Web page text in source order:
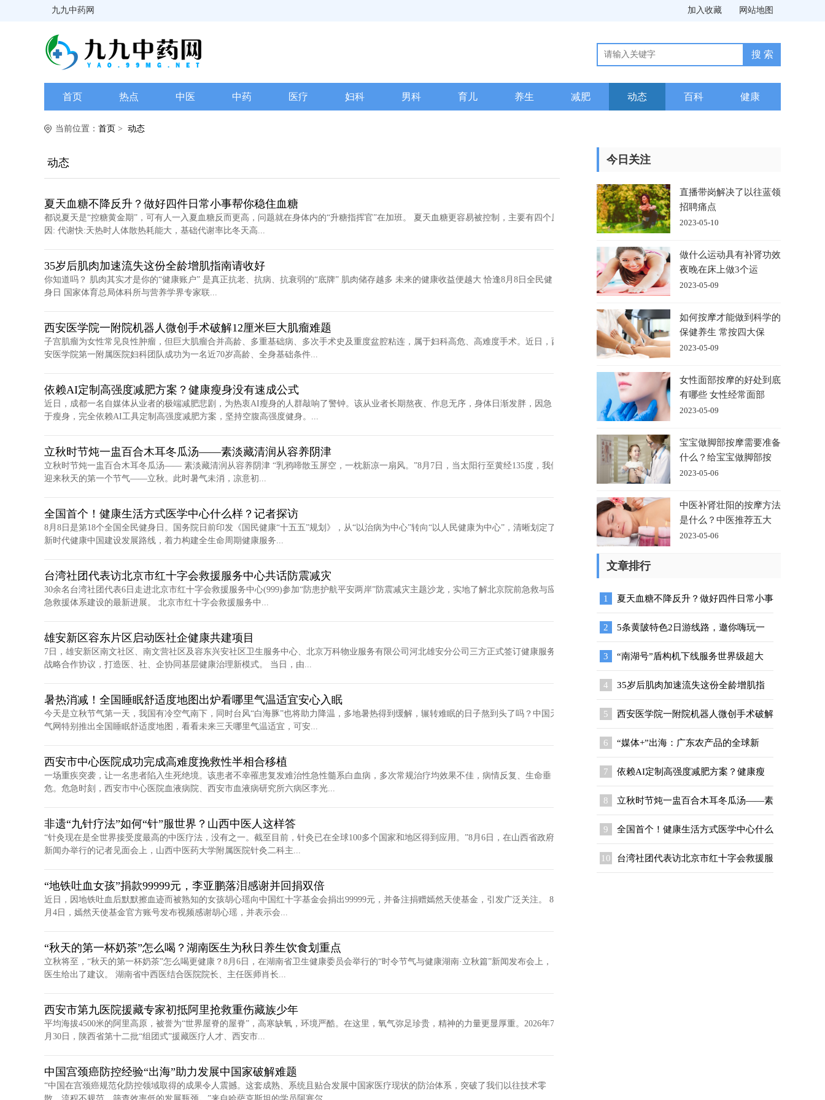
九九中药网 加入收藏 网站地图
首页 热点 中医 中药 医疗 妇科 男科 育儿 养生 减肥 动态 百科 健康
当前位置： 首页 > 动态
动态
夏天血糖不降反升？做好四件日常小事帮你稳住血糖
都说夏天是“控糖黄金期”，可有人一入夏血糖反而更高，问题就在身体内的“升糖指挥官”在加班。 夏天血糖更容易被控制，主要有四个原
因: 代谢快:天热时人体散热耗能大，基础代谢率比冬天高...
35岁后肌肉加速流失这份全龄增肌指南请收好
你知道吗？ 肌肉其实才是你的“健康账户” 是真正抗老、抗病、抗衰弱的“底牌” 肌肉储存越多 未来的健康收益便越大 恰逢8月8日全民健
身日 国家体育总局体科所与营养学界专家联...
西安医学院一附院机器人微创手术破解12厘米巨大肌瘤难题
子宫肌瘤为女性常见良性肿瘤，但巨大肌瘤合并高龄、多重基础病、多次手术史及重度盆腔粘连，属于妇科高危、高难度手术。近日，西
安医学院第一附属医院妇科团队成功为一名近70岁高龄、全身基础条件...
依赖AI定制高强度减肥方案？健康瘦身没有速成公式
近日，成都一名自媒体从业者的极端减肥悲剧，为热衷AI瘦身的人群敲响了警钟。该从业者长期熬夜、作息无序，身体日渐发胖，因急
于瘦身，完全依赖AI工具定制高强度减肥方案，坚持空腹高强度健身。...
立秋时节炖一盅百合木耳冬瓜汤——素淡藏清润从容养阴津
立秋时节炖一盅百合木耳冬瓜汤—— 素淡藏清润从容养阴津 “乳鸦啼散玉屏空，一枕新凉一扇风。”8月7日，当太阳行至黄经135度，我们
迎来秋天的第一个节气——立秋。此时暑气未消，凉意初...
全国首个！健康生活方式医学中心什么样？记者探访
8月8日是第18个全国全民健身日。国务院日前印发《国民健康“十五五”规划》，从“以治病为中心”转向“以人民健康为中心”，清晰划定了
新时代健康中国建设发展路线，着力构建全生命周期健康服务...
台湾社团代表访北京市红十字会救援服务中心共话防震减灾
30余名台湾社团代表6日走进北京市红十字会救援服务中心(999)参加“防患护航平安两岸”防震减灾主题沙龙，实地了解北京院前急救与应
急救援体系建设的最新进展。 北京市红十字会救援服务中...
雄安新区容东片区启动医社企健康共建项目
7日，雄安新区南文社区、南文营社区及容东兴安社区卫生服务中心、北京万科物业服务有限公司河北雄安分公司三方正式签订健康服务
战略合作协议，打造医、社、企协同基层健康治理新模式。 当日，由...
暑热消减！全国睡眠舒适度地图出炉看哪里气温适宜安心入眠
今天是立秋节气第一天，我国有冷空气南下，同时台风“白海豚”也将助力降温，多地暑热得到缓解，辗转难眠的日子熬到头了吗？中国天
气网特别推出全国睡眠舒适度地图，看看未来三天哪里气温适宜，可安...
西安市中心医院成功完成高难度挽救性半相合移植
一场重疾突袭，让一名患者陷入生死绝境。该患者不幸罹患复发难治性急性髓系白血病，多次常规治疗均效果不佳，病情反复、生命垂
危。危急时刻，西安市中心医院血液病院、西安市血液病研究所六病区李光...
非遗“九针疗法”如何“针”服世界？山西中医人这样答
“针灸现在是全世界接受度最高的中医疗法，没有之一。截至目前，针灸已在全球100多个国家和地区得到应用。”8月6日，在山西省政府
新闻办举行的记者见面会上，山西中医药大学附属医院针灸二科主...
“地铁吐血女孩”捐款99999元，李亚鹏落泪感谢并回捐双倍
近日，因地铁吐血后默默擦血迹而被熟知的女孩胡心瑶向中国红十字基金会捐出99999元，并备注捐赠嫣然天使基金，引发广泛关注。 8
月4日，嫣然天使基金官方账号发布视频感谢胡心瑶，并表示会...
“秋天的第一杯奶茶”怎么喝？湖南医生为秋日养生饮食划重点
立秋将至，“秋天的第一杯奶茶”怎么喝更健康？8月6日，在湖南省卫生健康委员会举行的“时令节气与健康湖南·立秋篇”新闻发布会上，
医生给出了建议。 湖南省中西医结合医院院长、主任医师肖长...
西安市第九医院援藏专家初抵阿里抢救重伤藏族少年
平均海拔4500米的阿里高原，被誉为“世界屋脊的屋脊”，高寒缺氧，环境严酷。在这里，氧气弥足珍贵，精神的力量更显厚重。2026年7
月30日，陕西省第十二批“组团式”援藏医疗人才、西安市...
中国宫颈癌防控经验“出海”助力发展中国家破解难题
“中国在宫颈癌规范化防控领域取得的成果令人震撼。这套成熟、系统且贴合发展中国家医疗现状的防治体系，突破了我们以往技术零
今日关注
直播带岗解决了以往蓝领
招聘痛点
2023-05-10
做什么运动具有补肾功效
夜晚在床上做3个运
2023-05-09
如何按摩才能做到科学的
保健养生 常按四大保
2023-05-09
女性面部按摩的好处到底
有哪些 女性经常面部
2023-05-09
宝宝做脚部按摩需要准备
什么？给宝宝做脚部按
2023-05-06
中医补肾壮阳的按摩方法
是什么？中医推荐五大
2023-05-06
文章排行
1 夏天血糖不降反升？做好四件日常小事
2 5条黄陂特色2日游线路，邀你嗨玩一
3 “南湖号”盾构机下线服务世界级超大
4 35岁后肌肉加速流失这份全龄增肌指
5 西安医学院一附院机器人微创手术破解
6 “媒体+”出海：广东农产品的全球新
7 依赖AI定制高强度减肥方案？健康瘦
8 立秋时节炖一盅百合木耳冬瓜汤——素
9 全国首个！健康生活方式医学中心什么
10 台湾社团代表访北京市红十字会救援服